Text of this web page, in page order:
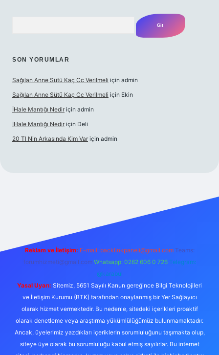
SON YORUMLAR
Sağılan Anne Sütü Kaç Cc Verilmeli için admin
Sağılan Anne Sütü Kaç Cc Verilmeli için Ekin
İHale Mantığı Nedir için admin
İHale Mantığı Nedir için Deli
20 Tl Nin Arkasında Kim Var için admin
Reklam ve İletişim: E-mail: backlinkpaneli@gmail.com Teams:
forumhizmeti@gmail.com Whatsapp: 0262 606 0 726 Telegram:
@karabul
Yasal Uyarı: Sitemiz, 5651 Sayılı Kanun gereğince Bilgi Teknolojileri
ve İletişim Kurumu (BTK) tarafından onaylanmış bir Yer Sağlayıcı
olarak hizmet vermektedir. Bu nedenle, sitedeki içerikleri proaktif
olarak denetleme veya araştırma yükümlülüğümüz bulunmamaktadır.
Ancak, üyelerimiz yazdıkları içeriklerin sorumluluğunu taşımakta olup,
siteye üye olarak bu sorumluluğu kabul etmiş sayılırlar. Bu internet